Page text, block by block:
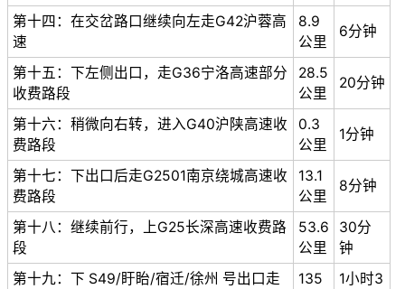
第十四：在交岔路口继续向左走G42沪蓉高
速
8.9
公里
6分钟
第十五：下左侧出口，走G36宁洛高速部分
收费路段
28.5
公里
20分钟
第十六：稍微向右转，进入G40沪陕高速收
费路段
0.3
公里
1分钟
第十七：下出口后走G2501南京绕城高速收
费路段
13.1
公里
8分钟
第十八：继续前行，上G25长深高速收费路
段
53.6
公里
30分
钟
第十九：下 S49/盱眙/宿迁/徐州 号出口走
135
1小时3